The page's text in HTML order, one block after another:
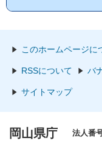
このホームページに
RSSについて バ
サイトマップ
岡山県庁 法人番